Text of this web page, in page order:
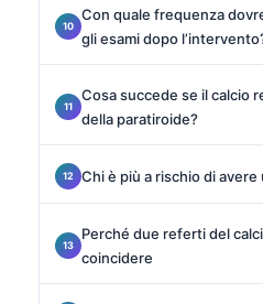
Con quale frequenza
gli esami dopo
Cosa succede se il calcio
della paratiroide?
Chi è più a rischio di
Perché due referti del
coincidere